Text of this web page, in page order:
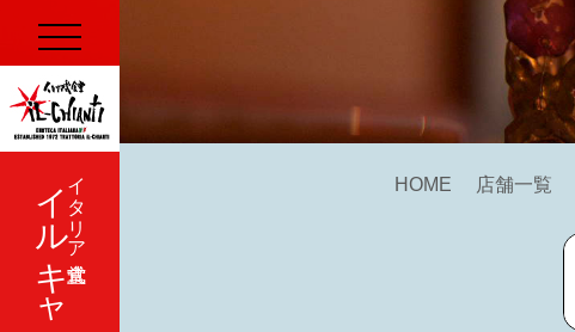
イタリア式食堂 HOME 店舗一覧